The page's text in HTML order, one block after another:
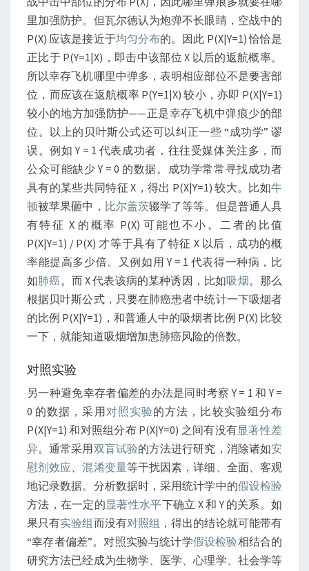
里加强防护。但瓦尔德认为炮弹不长眼睛，空战中的
P(X) 应该是接近于均匀分布的。因此 P(X|Y=1) 恰恰是
正比于 P(Y=1|X)，即击中该部位 X 以后的返航概率。
所以幸存飞机哪里中弹多，表明相应部位不是要害部
位，而应该在返航概率 P(Y=1|X) 较小，亦即 P(X|Y=1)
较小的地方加强防护——正是幸存飞机中弹痕少的部
位。以上的贝叶斯公式还可以纠正一些 “成功学” 谬
误。例如 Y = 1 代表成功者，往往受媒体关注多，而
公众可能缺少 Y = 0 的数据。成功学常常寻找成功者
具有的某些共同特征 X，得出 P(X|Y=1) 较大。比如牛
顿被苹果砸中， 比尔盖茨辍学了等等。但是普通人具
有特征 X 的概率 P(X) 可能也不小。二者的比值
P(X|Y=1) / P(X) 才等于具有了特征 X 以后，成功的概
率能提高多少倍。又例如用 Y = 1 代表得一种病，比
如肺癌。而 X 代表该病的某种诱因，比如吸烟。那么
根据贝叶斯公式，只要在肺癌患者中统计一下吸烟者
的比例 P(X|Y=1)，和普通人中的吸烟者比例 P(X) 比较
一下，就能知道吸烟增加患肺癌风险的倍数。
对照实验
另一种避免幸存者偏差的办法是同时考察 Y = 1 和 Y =
0 的数据，采用对照实验的方法，比较实验组分布
P(X|Y=1) 和对照组分布 P(X|Y=0) 之间有没有显著性差
异。通常采用双盲试验的方法进行研究，消除诸如安
慰剂效应、混淆变量等干扰因素，详细、全面、客观
地记录数据。分析数据时，采用统计学中的假设检验
方法，在一定的显著性水平下确立 X 和 Y 的关系。如
果只有实验组而没有对照组 ，得出的结论就可能带有
“幸存者偏差”。对照实验与统计学假设检验相结合的
研究方法已经成为生物学、医学、心理学、社会学等